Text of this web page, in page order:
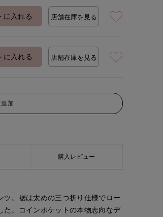
に入れる 店舗在庫を見る
に入れる 店舗在庫を見る
加
購入レビュー
。裾は太めの三つ折り仕様でロー
た。コインポケットの本物志向なデ